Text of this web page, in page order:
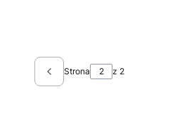
Poprzednie produkty
Strona z 2